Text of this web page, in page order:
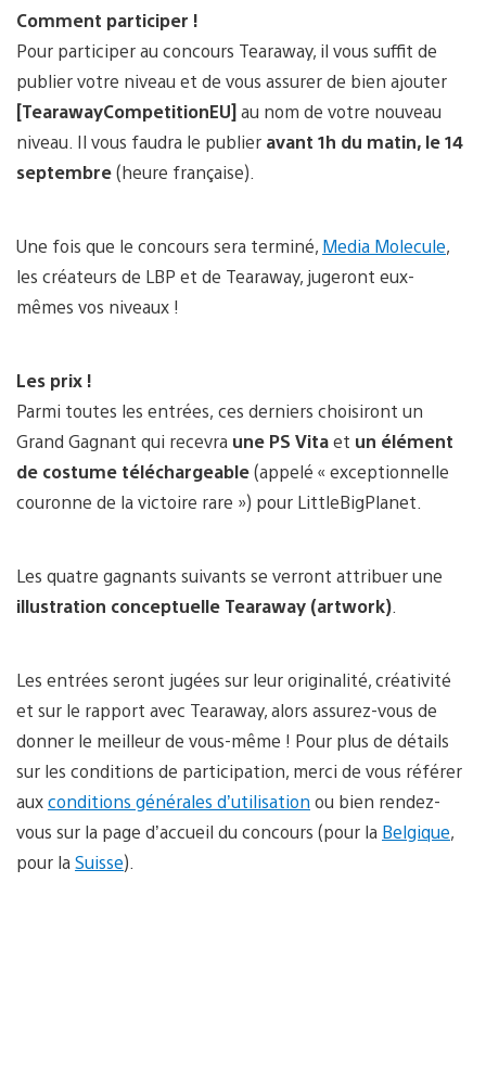
Comment participer !
Pour participer au concours Tearaway, il vous suffit de
publier votre niveau et de vous assurer de bien ajouter
[TearawayCompetitionEU]au nom de votre nouveau
niveau. Il vous faudra le publier avant 1h du matin, le 14
septembre(heure française).
Une fois que le concours sera terminé, Media Molecule,
les créateurs de LBP et de Tearaway, jugeront eux-
mêmes vos niveaux !
Les prix !
Parmi toutes les entrées, ces derniers choisiront un
Grand Gagnant qui recevra une PS Vitaet un élément
de costume téléchargeable(appelé « exceptionnelle
couronne de la victoire rare ») pour LittleBigPlanet.
Les quatre gagnants suivants se verront attribuer une
illustration conceptuelle Tearaway (artwork)
Les entrées seront jugées sur leur originalité, créativité
et sur le rapport avec Tearaway, alors assurez-vous de
donner le meilleur de vous-même ! Pour plus de détails
sur les conditions de participation, merci de vous référer
auxconditions générales d’utilisation ou bien rendez-
vous sur la page d’accueil du concours (pour la Belgique,
pour la Suisse).